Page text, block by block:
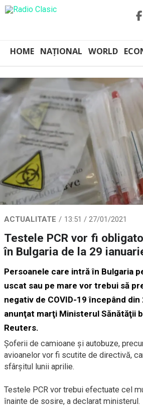
HOME NAȚIONAL WORLD
ACTUALITATE 13:51 / 27/01/2021
Testele PCR vor fi
în Bulgaria de la 29
Persoanele care intră în Bulgaria
uscat sau pe mare vor trebui să
negativ de COVID-19 începând din
anunţat marţi Ministerul Sănătăţii
Reuters.
Şoferii de camioane şi autobuze,
avioanelor vor fi scutite de directivă,
sfârşitul lunii aprilie.
Testele PCR vor trebui efectuate cel
înainte de sosire, a declarat ministerul.